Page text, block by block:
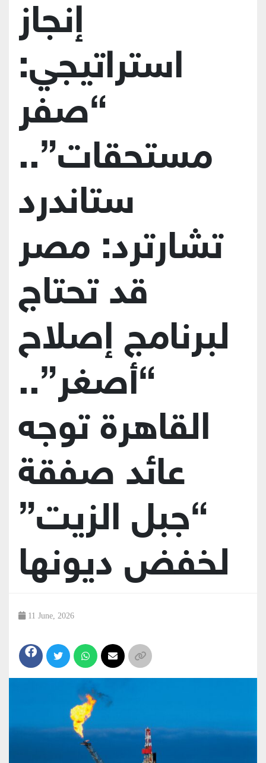
إنجاز
استراتيجي:
“صفر
مستحقات”..
ستاندرد
تشارترد: مصر
قد تحتاج
لبرنامج إصلاح
“أصغر”..
القاهرة توجه
عائد صفقة
“جبل الزيت”
لخفض ديونها
11 June, 2026